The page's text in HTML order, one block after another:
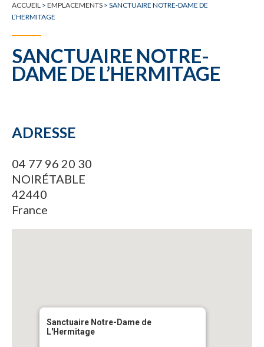
ACCUEIL > EMPLACEMENTS > SANCTUAIRE NOTRE-DAME DE
L’HERMITAGE
SANCTUAIRE NOTRE-
DAME DE L’HERMITAGE
ADRESSE
04 77 96 20 30
NOIRÉTABLE
42440
France
Sanctuaire Notre-Dame de
L'Hermitage